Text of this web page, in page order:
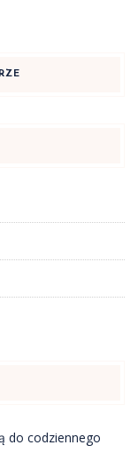
do codziennego